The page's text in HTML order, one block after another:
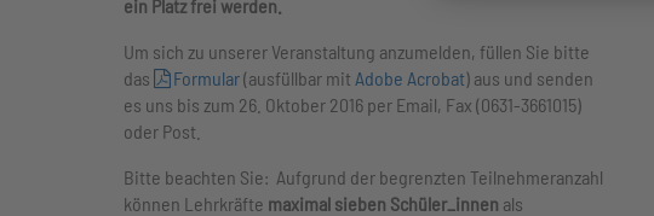
ein Platz frei werden.
Um sich zu unserer Veranstaltung anzumelden, füllen Sie bitte
das
Formular(ausfüllbar mit Adobe Acrobat) aus und senden
es uns bis zum 26. Oktober 2016 per Email, Fax (0631-3661015)
oder Post.
Bitte beachten Sie: Aufgrund der begrenzten Teilnehmeranzahl
können Lehrkräfte maximal sieben Schüler_innen als